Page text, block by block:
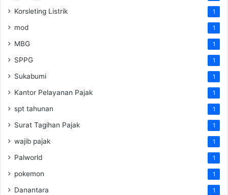
Korsleting Listrik 1
mod 1
MBG 1
SPPG 1
Sukabumi 1
Kantor Pelayanan Pajak 1
spt tahunan 1
Surat Tagihan Pajak 1
wajib pajak 1
Palworld 1
pokemon 1
Danantara 1